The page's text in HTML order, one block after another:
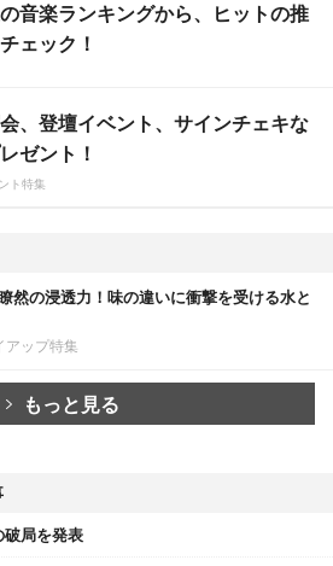
音楽ランキングから、ヒットの推
ェック！
、登壇イベント、サインチェキな
ゼント！
ト特集
然の浸透力！味の違いに衝撃を受ける水と
アップ特集
もっと見る
局を発表